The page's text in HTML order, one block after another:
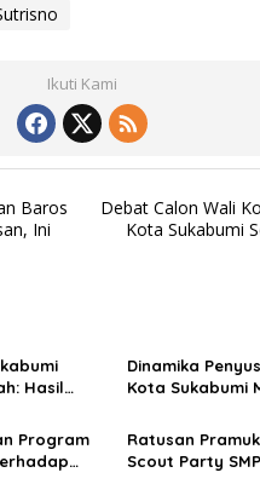
Ikuti Kami
Baros
Ini
Debat Calon Wali
Kota Sukabumi
Hasil
Dinamika
Kota Sukabumi
Program
Ratusan
Scout Party